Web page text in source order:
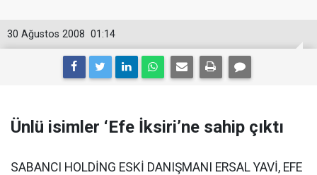
01:14
30 Ağustos 2008
Ünlü isimler ‘Efe İksiri’ne sahip çıktı
SABANCI HOLDİNG ESKİ DANIŞMANI ERSAL YAVİ, EFE